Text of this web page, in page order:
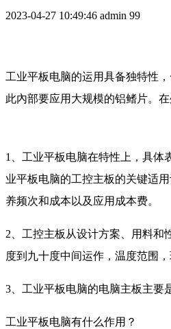
2023-04-27 10:49:46 admin 99
工业平板电脑的运用具备独特性
此內部要应用大规模的铝鳍片。在
1、工业平板电脑在特性上，具
业平板电脑的工控主板的关键适
养频次和成本以及应用成本费。
2、工控主板从设计方案、用料和
度到九十度中间运作，温度范围
3、工业平板电脑的电脑主板主要
工业平板电脑有什么作用？